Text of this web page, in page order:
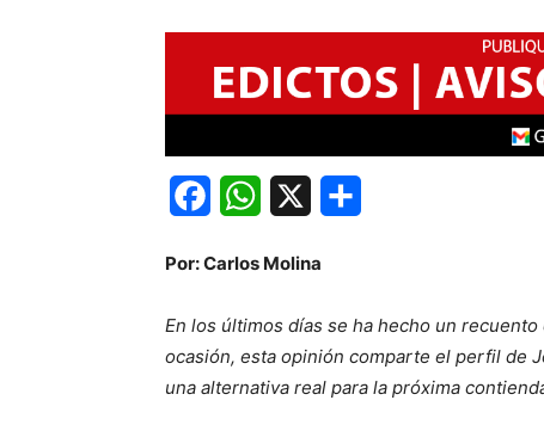
FacebookWhatsApp
Por: Carlos Molina
En los últimos días se ha hecho un
ocasión, esta opinión comparte el perfil de
una alternativa real para la próxima